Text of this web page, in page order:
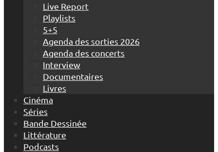
Live Report
Playlists
5+5
Agenda des sorties 2026
Agenda des concerts
Interview
Documentaires
Livres
Cinéma
Séries
Bande Dessinée
Littérature
Podcasts